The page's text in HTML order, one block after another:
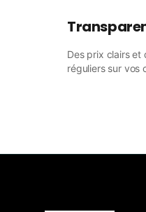
Des prix clairs
réguliers sur vos